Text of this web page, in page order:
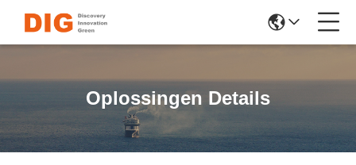
Oplossingen Details